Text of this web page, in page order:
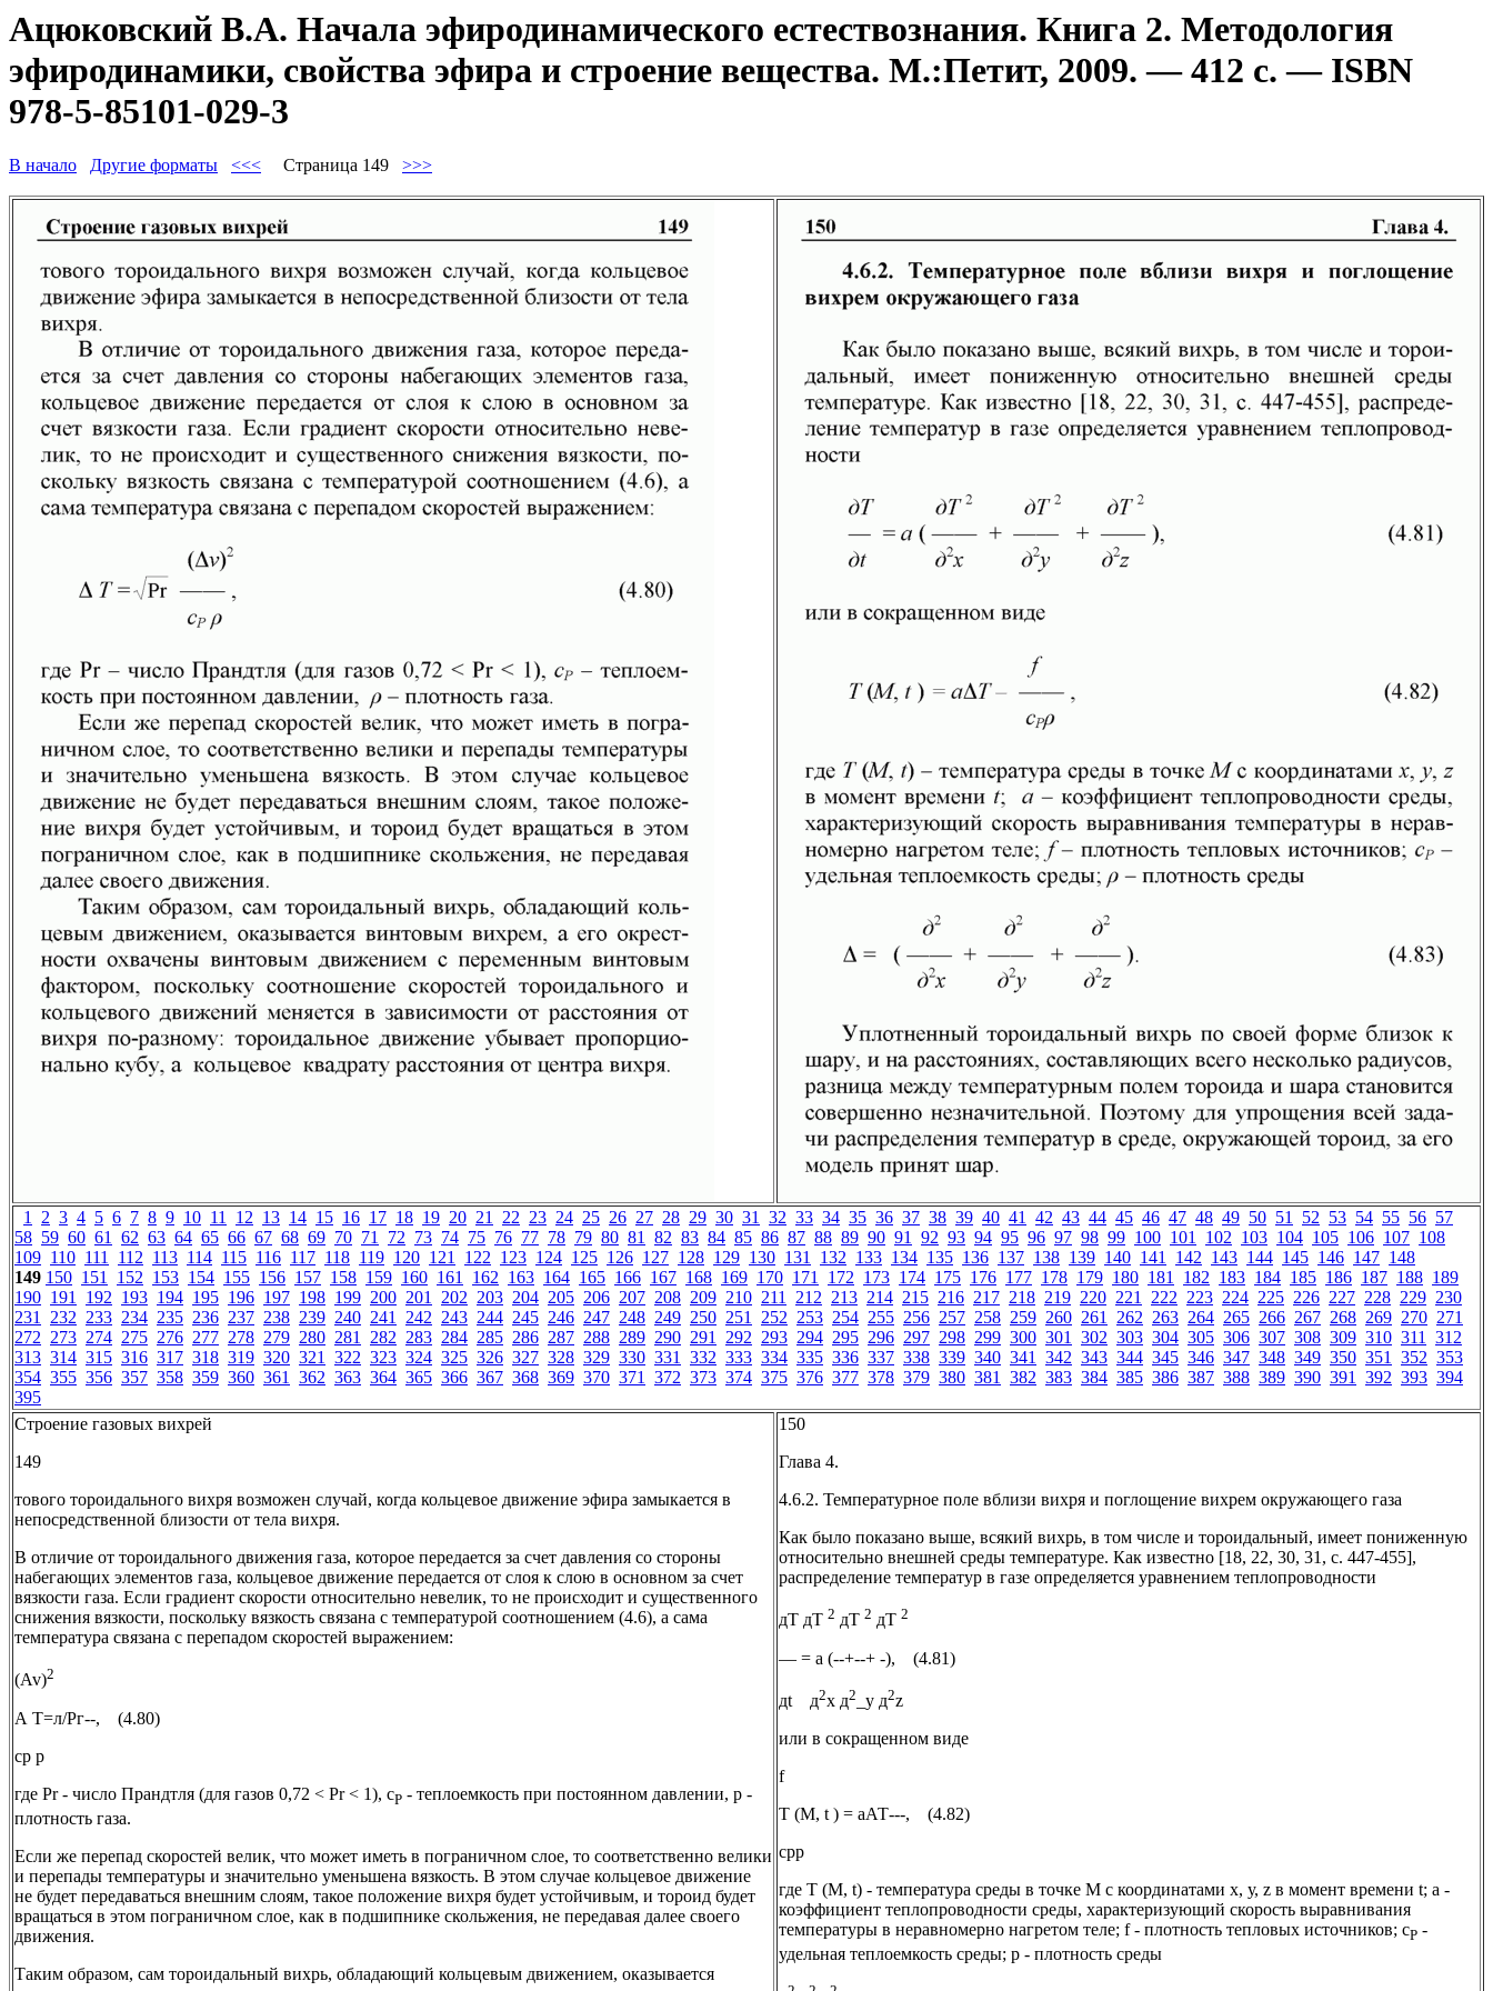
Ацюковский В.А. Начала эфиродинамического естествознания. Книга 2. Методология
эфиродинамики, свойства эфира и строение вещества. М.:Петит, 2009. — 412 с. — ISBN
978-5-85101-029-3
В начало Другие форматы <<< Страница 149 >>>
1 2 3 4 5 6 7 8 9 10 11 12 13 14 15 16 17 18 19 20 21 22 23 24 25 26 27 28 29 30 31 32 33 34 35 36 37 38 39 40 41 42 43 44 45 46 47 48 49 50 51 52 53 54 55 56 57
58 59 60 61 62 63 64 65 66 67 68 69 70 71 72 73 74 75 76 77 78 79 80 81 82 83 84 85 86 87 88 89 90 91 92 93 94 95 96 97 98 99 100 101 102 103 104 105 106 107 108
109 110 111 112 113 114 115 116 117 118 119 120 121 122 123 124 125 126 127 128 129 130 131 132 133 134 135 136 137 138 139 140 141 142 143 144 145 146 147 148
149 150 151 152 153 154 155 156 157 158 159 160 161 162 163 164 165 166 167 168 169 170 171 172 173 174 175 176 177 178 179 180 181 182 183 184 185 186 187 188 189
190 191 192 193 194 195 196 197 198 199 200 201 202 203 204 205 206 207 208 209 210 211 212 213 214 215 216 217 218 219 220 221 222 223 224 225 226 227 228 229 230
231 232 233 234 235 236 237 238 239 240 241 242 243 244 245 246 247 248 249 250 251 252 253 254 255 256 257 258 259 260 261 262 263 264 265 266 267 268 269 270 271
272 273 274 275 276 277 278 279 280 281 282 283 284 285 286 287 288 289 290 291 292 293 294 295 296 297 298 299 300 301 302 303 304 305 306 307 308 309 310 311 312
313 314 315 316 317 318 319 320 321 322 323 324 325 326 327 328 329 330 331 332 333 334 335 336 337 338 339 340 341 342 343 344 345 346 347 348 349 350 351 352 353
354 355 356 357 358 359 360 361 362 363 364 365 366 367 368 369 370 371 372 373 374 375 376 377 378 379 380 381 382 383 384 385 386 387 388 389 390 391 392 393 394
395
Строение газовых вихрей
149
тового тороидального вихря возможен случай, когда кольцевое движение эфира замыкается в
непосредственной близости от тела вихря.
В отличие от тороидального движения газа, которое передается за счет давления со стороны
набегающих элементов газа, кольцевое движение передается от слоя к слою в основном за счет
вязкости газа. Если градиент скорости относительно невелик, то не происходит и существенного
снижения вязкости, поскольку вязкость связана с температурой соотношением (4.6), а сама
температура связана с перепадом скоростей выражением:
(Av)2
А Т=л/Рг--, (4.80)
cp р
где Pr - число Прандтля (для газов 0,72 < Pr < 1), cP - теплоемкость при постоянном давлении, р -
плотность газа.
Если же перепад скоростей велик, что может иметь в пограничном слое, то соответственно велики
и перепады температуры и значительно уменьшена вязкость. В этом случае кольцевое движение
не будет передаваться внешним слоям, такое положение вихря будет устойчивым, и тороид будет
вращаться в этом пограничном слое, как в подшипнике скольжения, не передавая далее своего
движения.
Таким образом, сам тороидальный вихрь, обладающий кольцевым движением, оказывается
150
Глава 4.
4.6.2. Температурное поле вблизи вихря и поглощение вихрем окружающего газа
Как было показано выше, всякий вихрь, в том числе и тороидальный, имеет пониженную
относительно внешней среды температуре. Как известно [18, 22, 30, 31, с. 447-455],
распределение температур в газе определяется уравнением теплопроводности
дТ дТ 2 дТ 2 дТ 2
— = а (--+--+ -), (4.81)
дt д2х д2 _у д2z
или в сокращенном виде
f
Т (М, t ) = аАТ---, (4.82)
срр
где Т (М, t) - температура среды в точке М с координатами х, у, z в момент времени t; а -
коэффициент теплопроводности среды, характеризующий скорость выравнивания
температуры в неравномерно нагретом теле; f - плотность тепловых источников; сР -
удельная теплоемкость среды; р - плотность среды